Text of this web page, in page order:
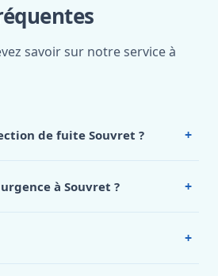
savoir sur notre service à
de fuite Souvret ? +
53 24 26.à Souvret ? +
+